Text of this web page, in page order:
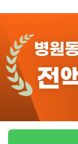
초보가능
관심
3일전 등록